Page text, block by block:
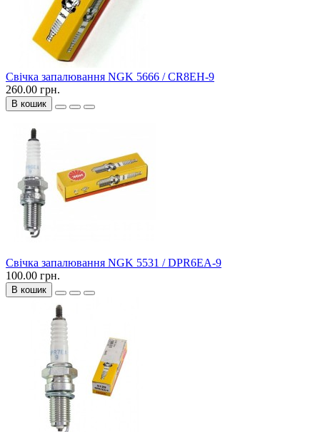
Свічка запалювання NGK 5666 / CR8EH-9
260.00 грн.
В кошик
Свічка запалювання NGK 5531 / DPR6EA-9
100.00 грн.
В кошик